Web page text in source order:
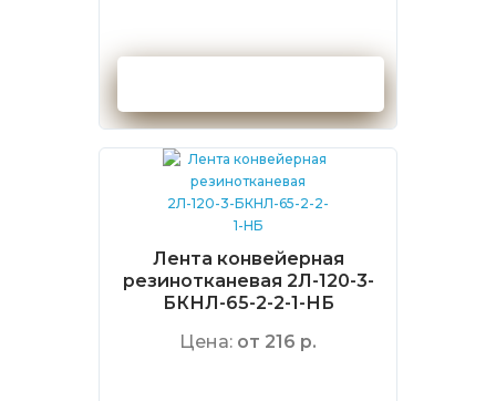
Лента конвейерная
резинотканевая 2Л-120-3-
БКНЛ-65-2-2-1-НБ
Цена: от 216 р.